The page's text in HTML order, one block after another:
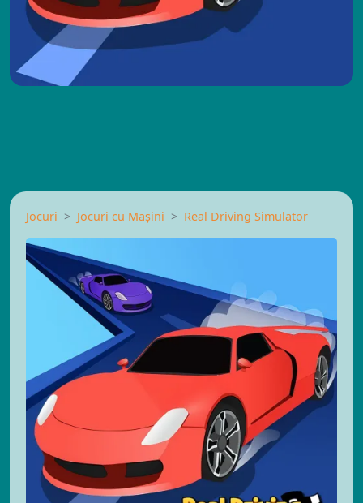
Jocuri Jocuri cu Mașini Real Driving Simulator